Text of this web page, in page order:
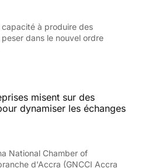
capacité à produire des
dans le nouvel ordre
misent sur des
dynamiser les échanges
National Chamber of
d'Accra (GNCCI Accra